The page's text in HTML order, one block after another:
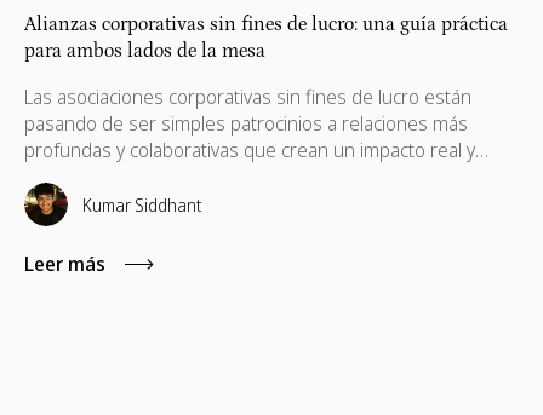
Alianzas corporativas sin fines de lucro: una guía práctica
para ambos lados de la mesa
Las asociaciones corporativas sin fines de lucro están
pasando de ser simples patrocinios a relaciones más
profundas y colaborativas que crean un impacto real y
mensurable. Desde la financiación hasta las habilidades, la
tecnología y el marketing por causas, las asociaciones más
sólidas alinean los objetivos empresariales con las
misiones de las organizaciones sin fines de lucro para
Kumar Siddhant
Leer más